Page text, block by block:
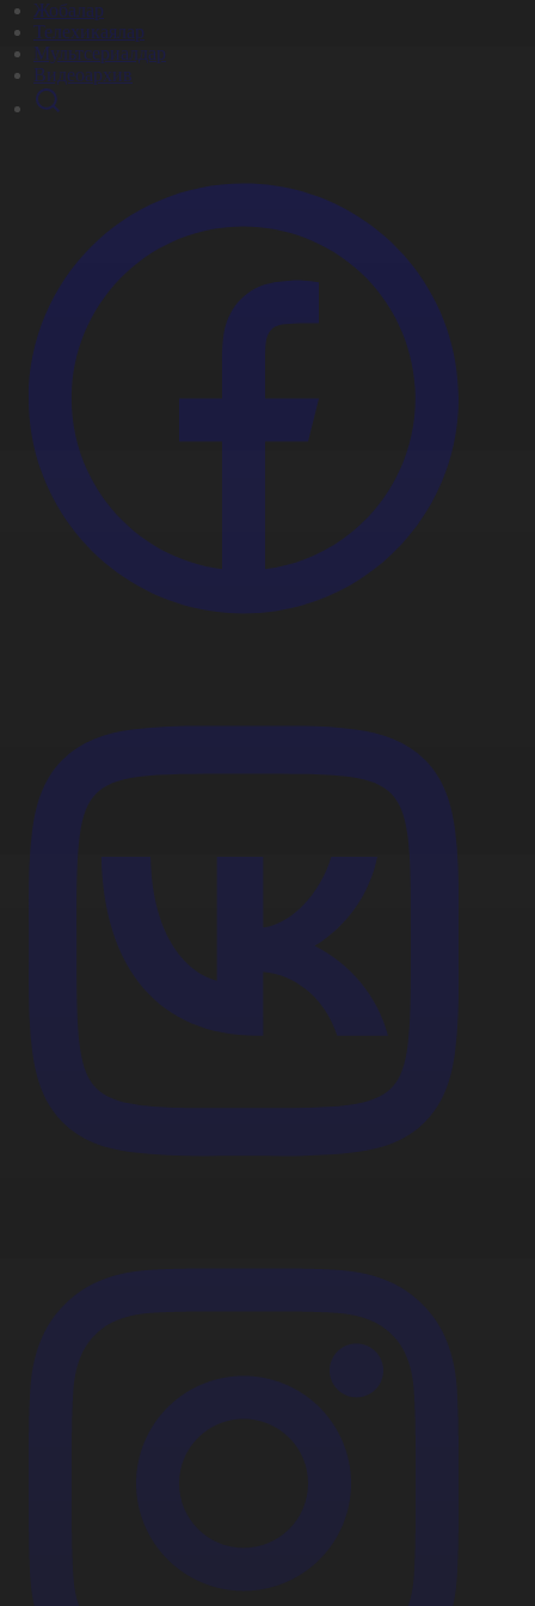
Жобалар
Телехикаялар
Мультсериалдар
Видеоархив